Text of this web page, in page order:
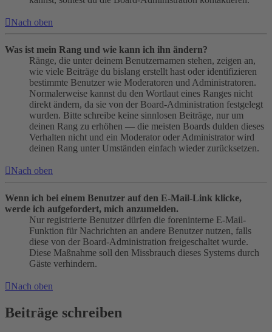
Nach oben
Was ist mein Rang und wie kann ich ihn ändern?
Ränge, die unter deinem Benutzernamen stehen, zeigen an,
wie viele Beiträge du bislang erstellt hast oder identifizieren
bestimmte Benutzer wie Moderatoren und Administratoren.
Normalerweise kannst du den Wortlaut eines Ranges nicht
direkt ändern, da sie von der Board-Administration festgelegt
wurden. Bitte schreibe keine sinnlosen Beiträge, nur um
deinen Rang zu erhöhen — die meisten Boards dulden dieses
Verhalten nicht und ein Moderator oder Administrator wird
deinen Rang unter Umständen einfach wieder zurücksetzen.
Nach oben
Wenn ich bei einem Benutzer auf den E-Mail-Link klicke,
werde ich aufgefordert, mich anzumelden.
Nur registrierte Benutzer dürfen die foreninterne E-Mail-
Funktion für Nachrichten an andere Benutzer nutzen, falls
diese von der Board-Administration freigeschaltet wurde.
Diese Maßnahme soll den Missbrauch dieses Systems durch
Gäste verhindern.
Nach oben
Beiträge schreiben